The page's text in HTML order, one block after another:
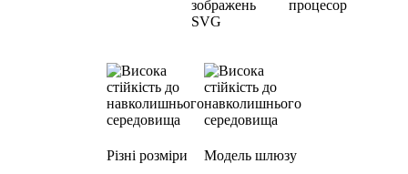
зображень
SVG
процесор
Різні розміри Модель шлюзу